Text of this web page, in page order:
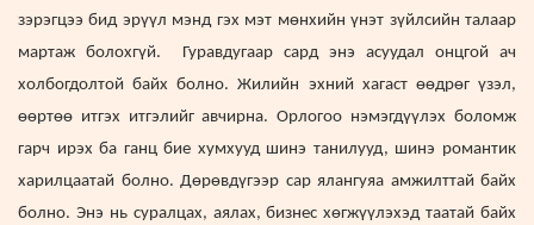
зэрэгцээ бид эрүүл мэнд гэх мэт мөнхийн үнэт зүйлсийн талаар
мартаж болохгүй. Гуравдугаар сард энэ асуудал онцгой ач
холбогдолтой байх болно. Жилийн эхний хагаст өөдрөг үзэл,
өөртөө итгэх итгэлийг авчирна. Орлогоо нэмэгдүүлэх боломж
гарч ирэх ба ганц бие хумхууд шинэ танилууд, шинэ романтик
харилцаатай болно. Дөрөвдүгээр сар ялангуяа амжилттай байх
болно. Энэ нь суралцах, аялах, бизнес хөгжүүлэхэд таатай байх